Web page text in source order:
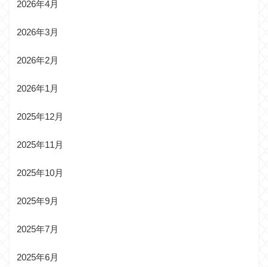
2026年4月
2026年3月
2026年2月
2026年1月
2025年12月
2025年11月
2025年10月
2025年9月
2025年7月
2025年6月